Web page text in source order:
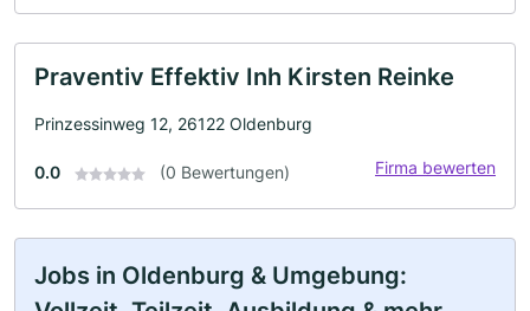
Praventiv Effektiv Inh Kirsten Reinke
Prinzessinweg 12, 26122 Oldenburg
0.0 (0 Bewertungen) Firma bewerten
Jobs in Oldenburg & Umgebung: